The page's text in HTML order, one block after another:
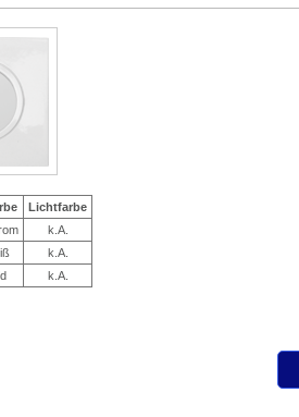
Lichtfarbe
k.A.
k.A.
k.A.